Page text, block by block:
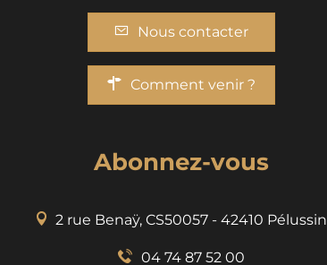
Nous contacter
Comment venir ?
Abonnez-vous
2 rue Benaÿ, CS50057 - 42410 Pélussin
04 74 87 52 00